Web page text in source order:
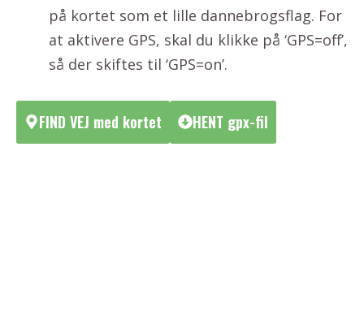
på kortet som et lille dannebrogsflag. For
at aktivere GPS, skal du klikke på ‘GPS=off’,
så der skiftes til ‘GPS=on’.
FIND VEJ med kortet HENT gpx-fil